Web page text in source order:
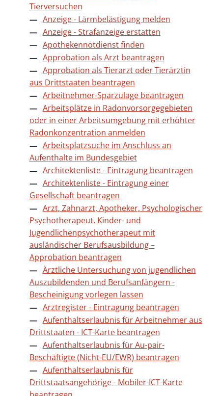
Tierversuchen
Anzeige - Lärmbelästigung melden
Anzeige - Strafanzeige erstatten
Apothekennotdienst finden
Approbation als Arzt beantragen
Approbation als Tierarzt oder Tierärztin
aus Drittstaaten beantragen
Arbeitnehmer-Sparzulage beantragen
Arbeitsplätze in Radonvorsorgegebieten
oder in einer Arbeitsumgebung mit erhöhter
Radonkonzentration anmelden
Arbeitsplatzsuche im Anschluss an
Aufenthalte im Bundesgebiet
Architektenliste - Eintragung beantragen
Architektenliste - Eintragung einer
Gesellschaft beantragen
Arzt, Zahnarzt, Apotheker, Psychologischer
Psychotherapeut, Kinder- und
Jugendlichenpsychotherapeut mit
ausländischer Berufsausbildung –
Approbation beantragen
Ärztliche Untersuchung von jugendlichen
Auszubildenden und Berufsanfängern -
Bescheinigung vorlegen lassen
Arztregister - Eintragung beantragen
Aufenthaltserlaubnis für Arbeitnehmer aus
Drittstaaten - ICT-Karte beantragen
Aufenthaltserlaubnis für Au-pair-
Beschäftigte (Nicht-EU/EWR) beantragen
Aufenthaltserlaubnis für
Drittstaatsangehörige - Mobiler-ICT-Karte